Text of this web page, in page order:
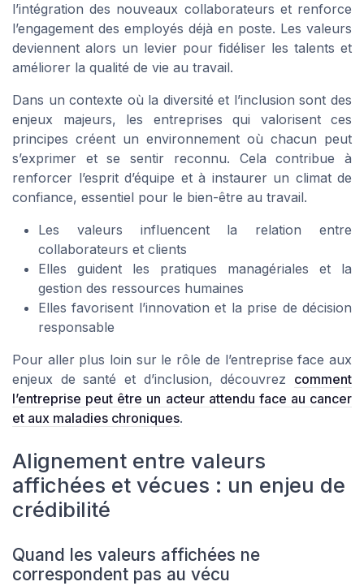
l’intégration des nouveaux collaborateurs et renforce
l’engagement des employés déjà en poste. Les valeurs
deviennent alors un levier pour fidéliser les talents et
améliorer la qualité de vie au travail.
Dans un contexte où la diversité et l’inclusion sont des
enjeux majeurs, les entreprises qui valorisent ces
principes créent un environnement où chacun peut
s’exprimer et se sentir reconnu. Cela contribue à
renforcer l’esprit d’équipe et à instaurer un climat de
confiance, essentiel pour le bien-être au travail.
Les valeurs influencent la relation entre
collaborateurs et clients
Elles guident les pratiques managériales et la
gestion des ressources humaines
Elles favorisent l’innovation et la prise de décision
responsable
Pour aller plus loin sur le rôle de l’entreprise face aux
enjeux de santé et d’inclusion, découvrez comment
l’entreprise peut être un acteur attendu face au cancer
et aux maladies chroniques.
Alignement entre valeurs
affichées et vécues : un enjeu de
crédibilité
Quand les valeurs affichées ne
correspondent pas au vécu